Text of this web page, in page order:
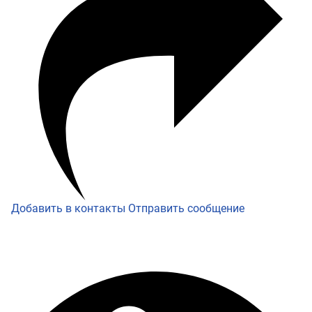
Добавить в контакты Отправить сообщение